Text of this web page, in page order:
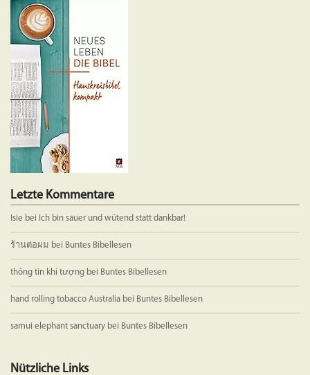
auf
der
Letzte Kommentare
Isie bei Ich bin sauer und wütend statt dankbar!
ร้านต่อผม bei Buntes Bibellesen
thông tin khí tượng bei Buntes Bibellesen
hand rolling tobacco Australia bei Buntes Bibellesen
samui elephant sanctuary bei Buntes Bibellesen
Nützliche Links